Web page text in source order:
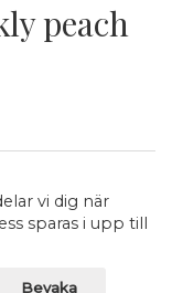
peach
vi dig när
sparas i upp till
Bevaka